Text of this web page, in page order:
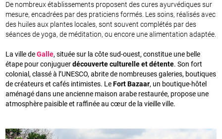
De nombreux établissements proposent des cures ayurvédiques sur
mesure, encadrées par des praticiens formés. Les soins, réalisés avec
des huiles aux plantes locales, sont souvent complétés par des
séances de yoga, de méditation, ou encore une alimentation adaptée.
La ville deGalle, située sur la côte sud-ouest, constitue une belle
étape pour conjuguerdécouverte culturelle et détente. Son fort
colonial, classé à l’UNESCO, abrite de nombreuses galeries, boutiques
de créateurs et cafés intimistes. LeFort Bazaar, un boutique-hôtel
aménagé dans une ancienne maison arabe restaurée, propose une
atmosphère paisible et raffinée au cœur de la vieille ville.